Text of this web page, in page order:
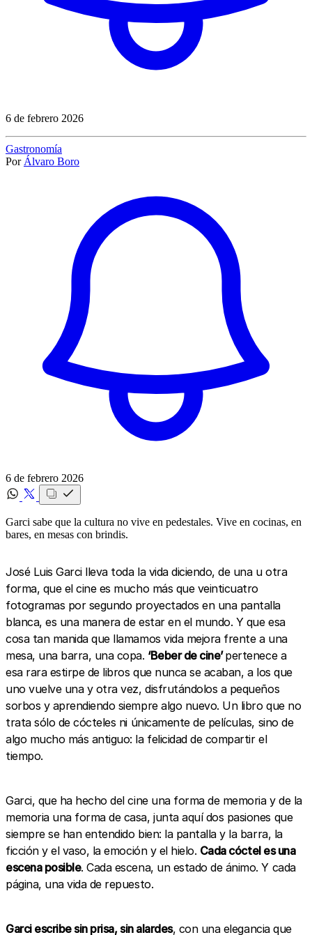
6 de febrero 2026
Gastronomía
Por Álvaro Boro
6 de febrero 2026
Garci sabe que la cultura no vive en pedestales. Vive en cocinas, en
bares, en mesas con brindis.
José Luis Garci lleva toda la vida diciendo, de una u otra
forma, que el cine es mucho más que veinticuatro
fotogramas por segundo proyectados en una pantalla
blanca, es una manera de estar en el mundo. Y que esa
cosa tan manida que llamamos vida mejora frente a una
mesa, una barra, una copa. ‘Beber de cine’pertenece a
esa rara estirpe de libros que nunca se acaban, a los que
uno vuelve una y otra vez, disfrutándolos a pequeños
sorbos y aprendiendo siempre algo nuevo. Un libro que no
trata sólo de cócteles ni únicamente de películas, sino de
algo mucho más antiguo: la felicidad de compartir el
tiempo.
Garci, que ha hecho del cine una forma de memoria y de la
memoria una forma de casa, junta aquí dos pasiones que
siempre se han entendido bien: la pantalla y la barra, la
ficción y el vaso, la emoción y el hielo. Cada cóctel es una
escena posible. Cada escena, un estado de ánimo. Y cada
página, una vida de repuesto.
Garci escribe sin prisa, sin alardes, con una elegancia que